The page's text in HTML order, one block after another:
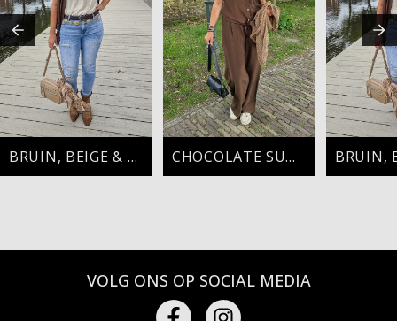
BRUIN, BEIGE & BEAUTIFUL CHOCOLATE SUMMER MOOD
VOLG ONS OP SOCIAL MEDIA